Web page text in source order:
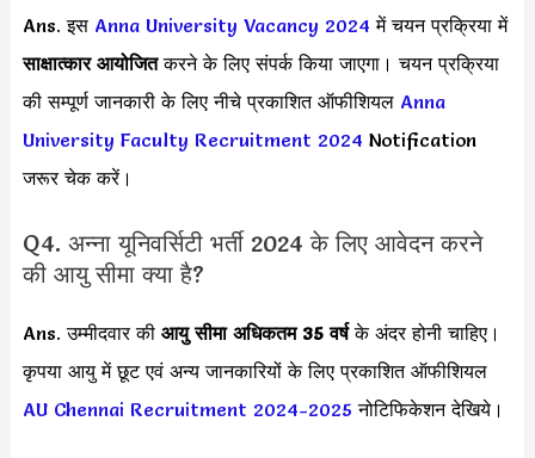
Ans. इस Anna University Vacancy 2024 में चयन प्रक्रिया में
साक्षात्कार आयोजितकरने के लिए संपर्क किया जाएगा। चयन प्रक्रिया
की सम्पूर्ण जानकारी के लिए नीचे प्रकाशित ऑफीशियल Anna
University Faculty Recruitment 2024 Notification
जरूर चेक करें।
Q4. अन्ना यूनिवर्सिटी भर्ती 2024 के लिए आवेदन करने
की आयु सीमा क्या है?
Ans. उम्मीदवार की आयु सीमा अधिकतम 35 वर्षके अंदर होनी चाहिए।
कृपया आयु में छूट एवं अन्य जानकारियों के लिए प्रकाशित ऑफीशियल
AU Chennai Recruitment 2024-2025 नोटिफिकेशन देखिये।